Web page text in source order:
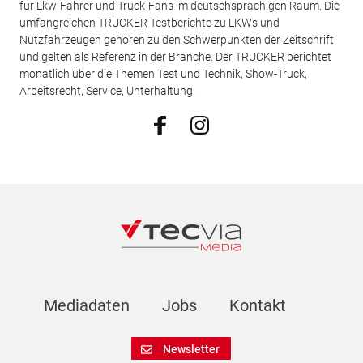
für Lkw-Fahrer und Truck-Fans im deutschsprachigen Raum. Die
umfangreichen TRUCKER Testberichte zu LKWs und
Nutzfahrzeugen gehören zu den Schwerpunkten der Zeitschrift
und gelten als Referenz in der Branche. Der TRUCKER berichtet
monatlich über die Themen Test und Technik, Show-Truck,
Arbeitsrecht, Service, Unterhaltung.
Mediadaten Jobs Kontakt
Newsletter